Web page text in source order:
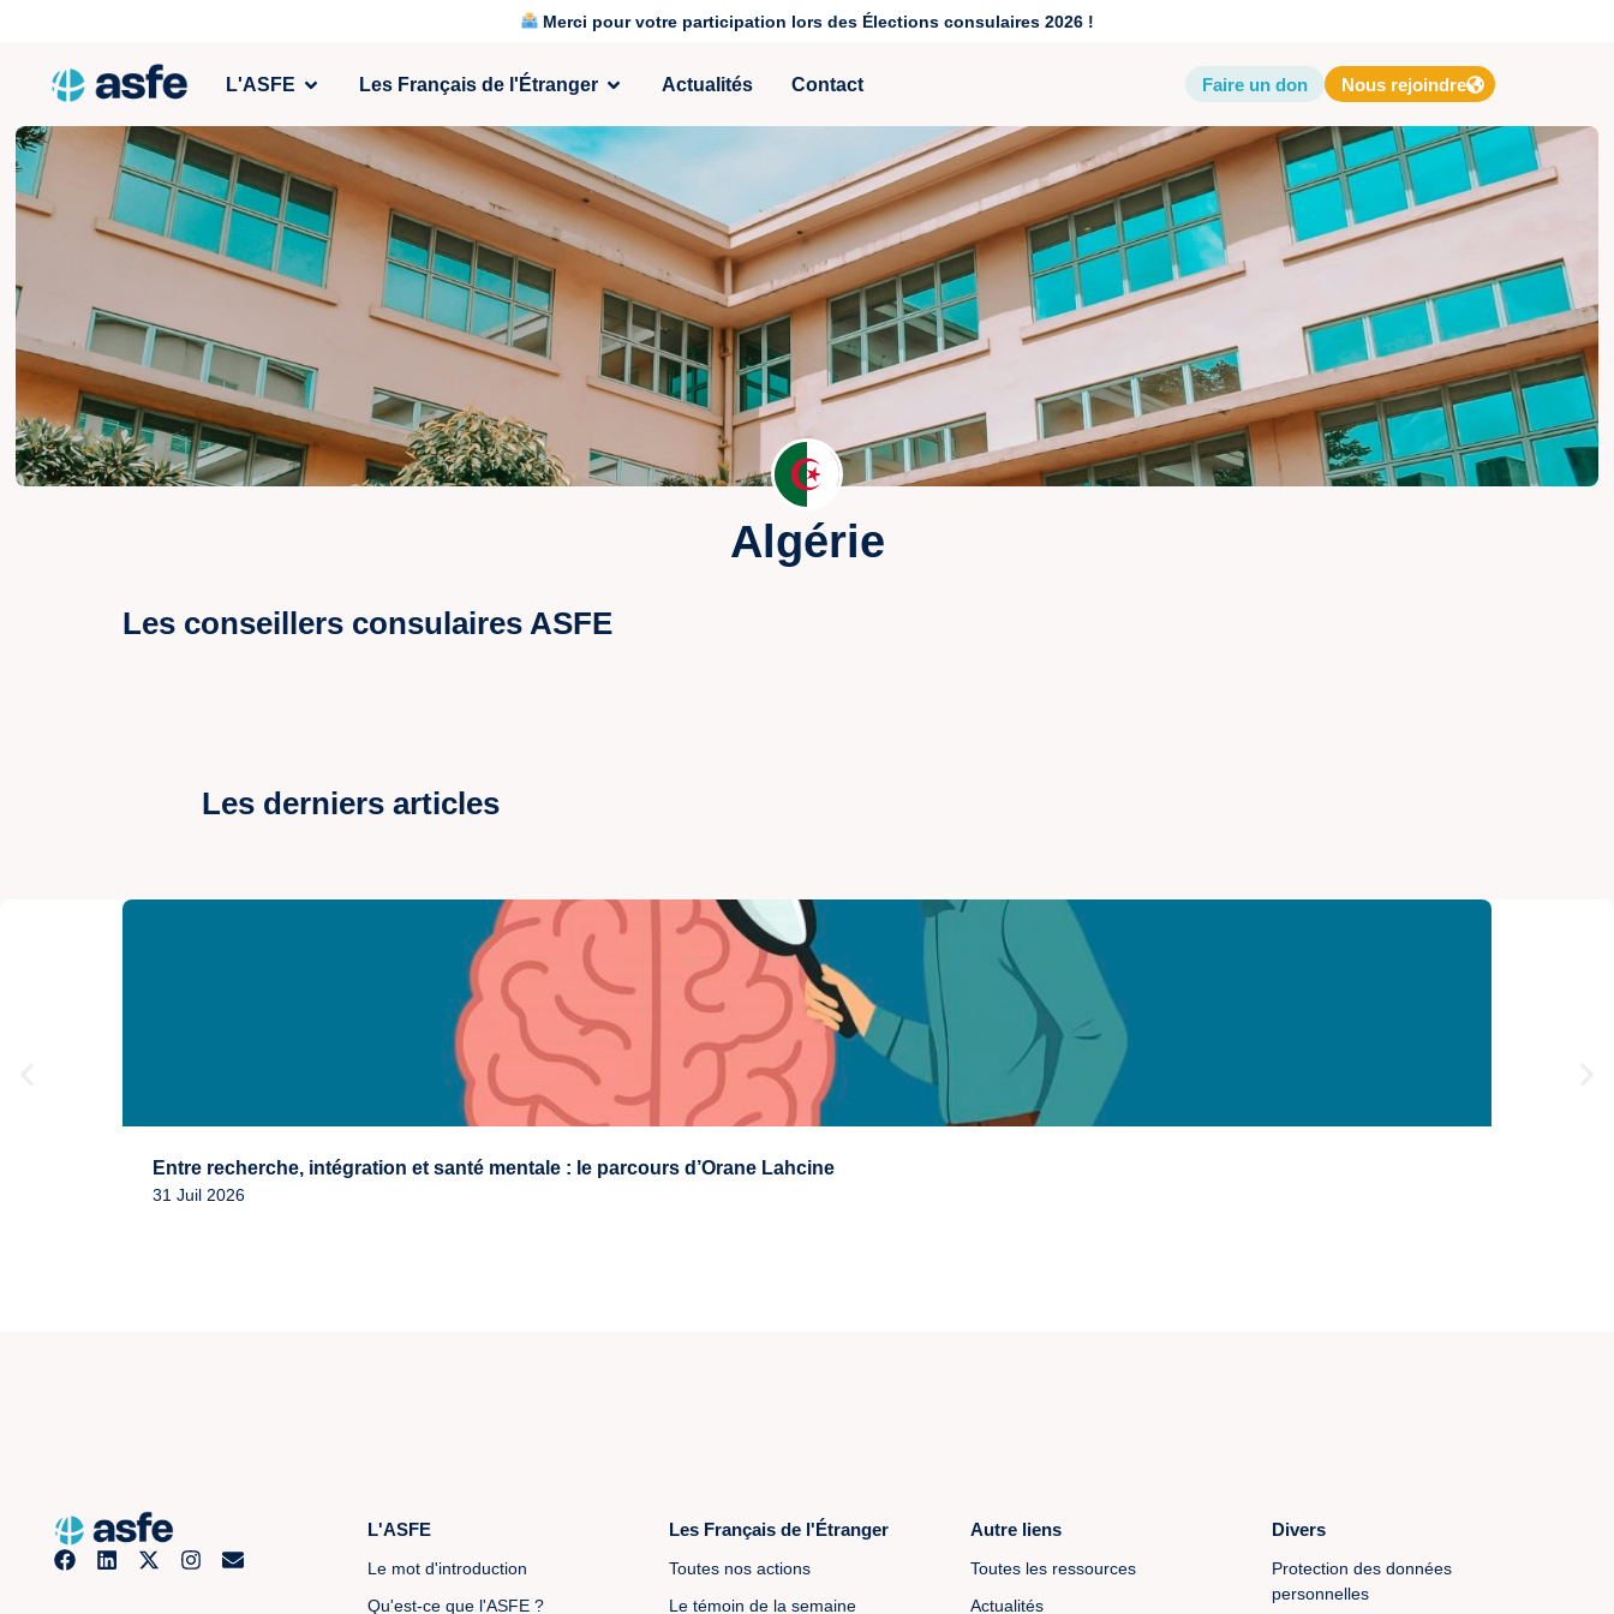
Merci pour votre participation lors des Élections consulaires 2026 !
L'ASFE Les Français de l'Étranger Actualités Contact Faire un don Nous rejoindre
Algérie
Les conseillers consulaires ASFE
Les derniers articles
Entre recherche, intégration et santé mentale : le parcours d’Orane Lahcine
31 Juil 2026
L'ASFE
Le mot d'introduction
Qu'est-ce que l'ASFE ?
Les Français de l'Étranger
Toutes nos actions
Le témoin de la semaine
Autre liens
Toutes les ressources
Actualités
Divers
Protection des données
personnelles